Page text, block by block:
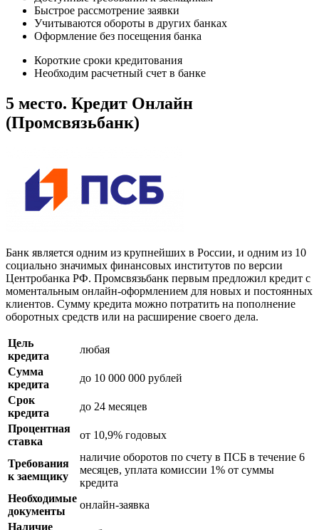
Быстрое рассмотрение заявки
Учитываются обороты в других банках
Оформление без посещения банка
Короткие сроки кредитования
Необходим расчетный счет в банке
5 место. Кредит Онлайн
(Промсвязьбанк)
Банк является одним из крупнейших в России, и одним из 10
социально значимых финансовых институтов по версии
Центробанка РФ. Промсвязьбанк первым предложил кредит с
моментальным онлайн-оформлением для новых и постоянных
клиентов. Сумму кредита можно потратить на пополнение
оборотных средств или на расширение своего дела.
Цель
кредита
любая
Сумма
кредита
до 10 000 000 рублей
Срок
кредита
до 24 месяцев
Процентная
ставка
от 10,9% годовых
Требования
к заемщику
наличие оборотов по счету в ПСБ в течение 6
месяцев, уплата комиссии 1% от суммы
кредита
Необходимые
документы
онлайн-заявка
Наличие